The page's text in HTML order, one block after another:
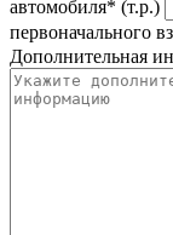
автомобиля* (т.р.)
первоначального
Дополнительная